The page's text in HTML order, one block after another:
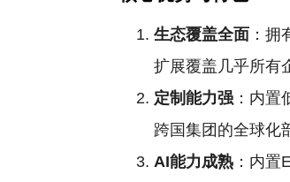
生态覆盖全面 ：
扩展覆盖几乎所有
定制能力强 ：内
跨国集团的全球化
AI能力成熟 ：内